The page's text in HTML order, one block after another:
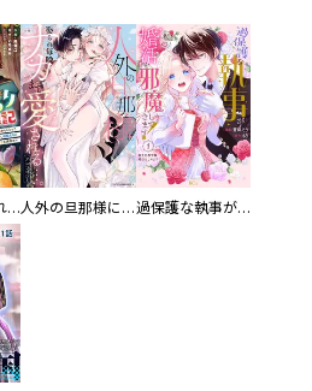
聖獣に育てられた少年の異世界ゆるり放浪記～神様からもらったチート魔法で、仲間たちとスローライフを満喫中～【分冊版】 人外の旦那様に娶られ毎晩ナカまで愛される…。アンソロジー 過保護な執事が私の婚活を邪魔してきます！ 分冊版